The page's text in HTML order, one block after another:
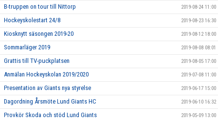
B-truppen on tour till Nittorp 2019-08-24 11:00
Hockeyskolestart 24/8 2019-08-23 16:30
Kiosknytt säsongen 2019-20 2019-08-12 18:00
Sommarläger 2019 2019-08-08 08:01
Grattis till TV-puckplatsen 2019-08-05 17:00
Anmälan Hockeyskolan 2019/2020 2019-07-08 11:00
Presentation av Giants nya styrelse 2019-06-17 15:00
Dagordning Årsmöte Lund Giants HC 2019-06-10 16:32
Provkör Skoda och stöd Lund Giants 2019-05-09 13:00